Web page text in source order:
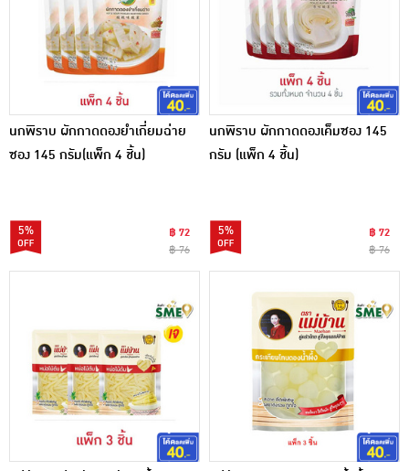
นกพิราบ ผักกาดดองยำเกี่ยมฉ่าย
ซอง 145 กรัม(แพ็ก 4 ชิ้น)
5%
฿ 72
฿ 76
นกพิราบ ผักกาดดองเค็มซอง 145
กรัม (แพ็ก 4 ชิ้น)
5%
฿ 72
฿ 76